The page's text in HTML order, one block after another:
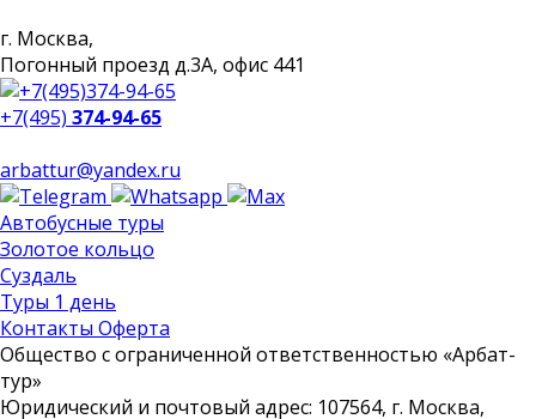
г. Москва,
Погонный проезд д.3А, офис 441
+7(495) 374-94-65
arbattur@yandex.ru
Автобусные туры
Золотое кольцо
Суздаль
Туры 1 день
Контакты Оферта
Общество с ограниченной ответственностью «Арбат-
тур»
Юридический и почтовый адрес: 107564, г. Москва,